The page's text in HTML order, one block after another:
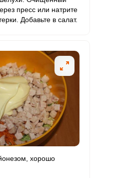
70 мкг 3.4 5.4
пресс или натрите
Добавьте в салат.
хорошо